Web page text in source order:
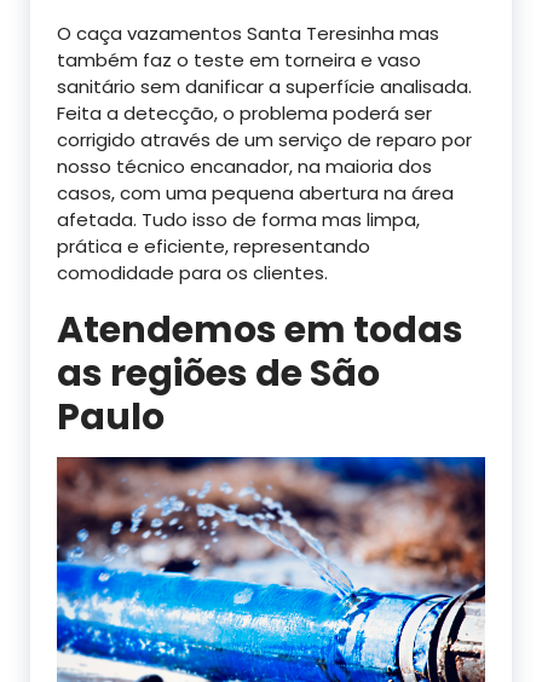
O caça vazamentos Santa Teresinha mas
também faz o teste em torneira e vaso
sanitário sem danificar a superfície analisada.
Feita a detecção, o problema poderá ser
corrigido através de um serviço de reparo por
nosso técnico encanador, na maioria dos
casos, com uma pequena abertura na área
afetada. Tudo isso de forma mas limpa,
prática e eficiente, representando
comodidade para os clientes.
Atendemos em todas
as regiões de São
Paulo